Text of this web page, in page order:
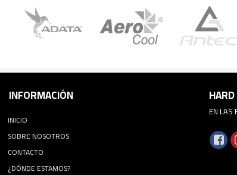
INFORMACIÓN
INICIO
SOBRE NOSOTROS
CONTACTO
¿DÓNDE ESTAMOS?
EN LAS